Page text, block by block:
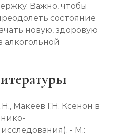
Важно, чтобы
состояние
новую, здоровую
алкогольной
Макеев Г.Н. Ксенон в
- М.: